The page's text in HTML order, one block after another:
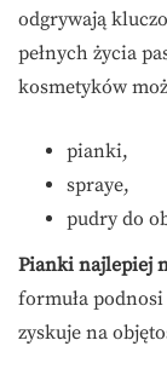
odgrywają
pełnych życia
kosmetyków
pianki,
spraye,
pudry do
Pianki najlepiej
formuła
zyskuje na